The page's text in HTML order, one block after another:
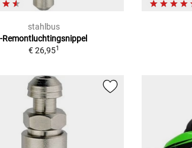
stahlbus
-Remontluchtingsnippel
€ 26,951